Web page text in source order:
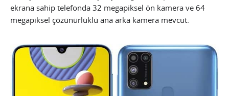
ekrana sahip telefonda 32 megapiksel ön kamera ve 64
megapiksel çözünürlüklü ana arka kamera mevcut.